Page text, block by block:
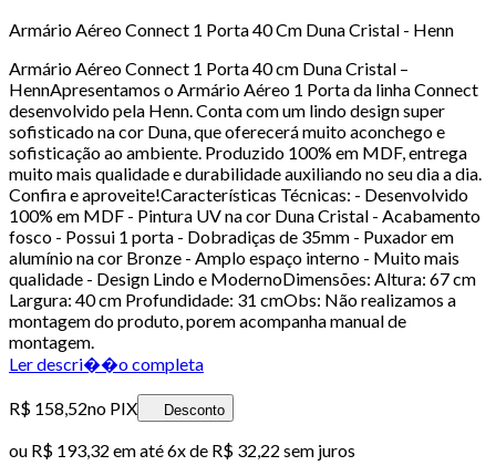
Armário Aéreo Connect 1 Porta 40 Cm Duna Cristal - Henn
Armário Aéreo Connect 1 Porta 40 cm Duna Cristal –
HennApresentamos o Armário Aéreo 1 Porta da linha Connect
desenvolvido pela Henn. Conta com um lindo design super
sofisticado na cor Duna, que oferecerá muito aconchego e
sofisticação ao ambiente. Produzido 100% em MDF, entrega
muito mais qualidade e durabilidade auxiliando no seu dia a dia.
Confira e aproveite!Características Técnicas: - Desenvolvido
100% em MDF - Pintura UV na cor Duna Cristal - Acabamento
fosco - Possui 1 porta - Dobradiças de 35mm - Puxador em
alumínio na cor Bronze - Amplo espaço interno - Muito mais
qualidade - Design Lindo e ModernoDimensões: Altura: 67 cm
Largura: 40 cm Profundidade: 31 cmObs: Não realizamos a
montagem do produto, porem acompanha manual de
montagem.
Ler descri��o completa
R$ 158,52no PIX Desconto
ou R$ 193,32 em até6x de R$ 32,22 sem juros